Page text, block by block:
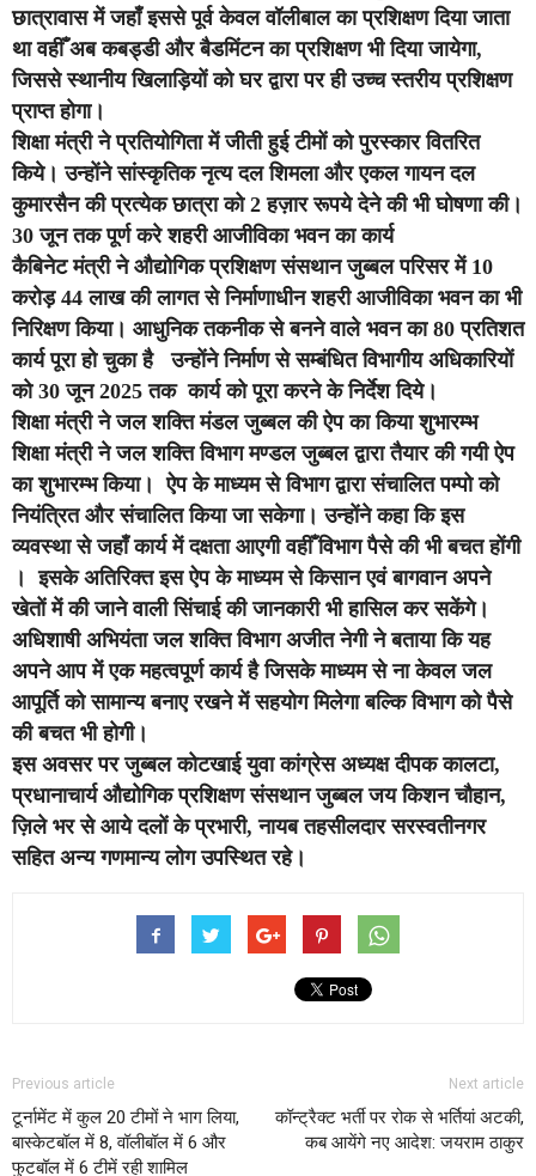
छात्रावास में जहाँ इससे पूर्व केवल वॉलीबाल का प्रशिक्षण दिया जाता
था वहीँ अब कबड्डी और बैडमिंटन का प्रशिक्षण भी दिया जायेगा,
जिससे स्थानीय खिलाड़ियों को घर द्वारा पर ही उच्च स्तरीय प्रशिक्षण
प्राप्त होगा।
शिक्षा मंत्री ने प्रतियोगिता में जीती हुई टीमों को पुरस्कार वितरित
किये। उन्होंने सांस्कृतिक नृत्य दल शिमला और एकल गायन दल
कुमारसैन की प्रत्येक छात्रा को 2 हज़ार रूपये देने की भी घोषणा की।
30 जून तक पूर्ण करे शहरी आजीविका भवन का कार्य
कैबिनेट मंत्री ने औद्योगिक प्रशिक्षण संसथान जुब्बल परिसर में 10
करोड़ 44 लाख की लागत से निर्माणाधीन शहरी आजीविका भवन का भी
निरिक्षण किया। आधुनिक तकनीक से बनने वाले भवन का 80 प्रतिशत
कार्य पूरा हो चुका है उन्होंने निर्माण से सम्बंधित विभागीय अधिकारियों
को 30 जून 2025 तक कार्य को पूरा करने के निर्देश दिये।
शिक्षा मंत्री ने जल शक्ति मंडल जुब्बल की ऐप का किया शुभारम्भ
शिक्षा मंत्री ने जल शक्ति विभाग मण्डल जुब्बल द्वारा तैयार की गयी ऐप
का शुभारम्भ किया। ऐप के माध्यम से विभाग द्वारा संचालित पम्पो को
नियंत्रित और संचालित किया जा सकेगा। उन्होंने कहा कि इस
व्यवस्था से जहाँ कार्य में दक्षता आएगी वहीँ विभाग पैसे की भी बचत होंगी
। इसके अतिरिक्त इस ऐप के माध्यम से किसान एवं बागवान अपने
खेतों में की जाने वाली सिंचाई की जानकारी भी हासिल कर सकेंगे।
अधिशाषी अभियंता जल शक्ति विभाग अजीत नेगी ने बताया कि यह
अपने आप में एक महत्वपूर्ण कार्य है जिसके माध्यम से ना केवल जल
आपूर्ति को सामान्य बनाए रखने में सहयोग मिलेगा बल्कि विभाग को पैसे
की बचत भी होगी।
इस अवसर पर जुब्बल कोटखाई युवा कांग्रेस अध्यक्ष दीपक कालटा,
प्रधानाचार्य औद्योगिक प्रशिक्षण संसथान जुब्बल जय किशन चौहान,
ज़िले भर से आये दलों के प्रभारी, नायब तहसीलदार सरस्वतीनगर
सहित अन्य गणमान्य लोग उपस्थित रहे।
Previous article
टूर्नामेंट में कुल 20 टीमों ने भाग लिया,
बास्केटबॉल में 8, वॉलीबॉल में 6 और
फुटबॉल में 6 टीमें रही शामिल
Next article
कॉन्ट्रैक्ट भर्ती पर रोक से भर्तियां अटकी,
कब आयेंगे नए आदेश: जयराम ठाकुर